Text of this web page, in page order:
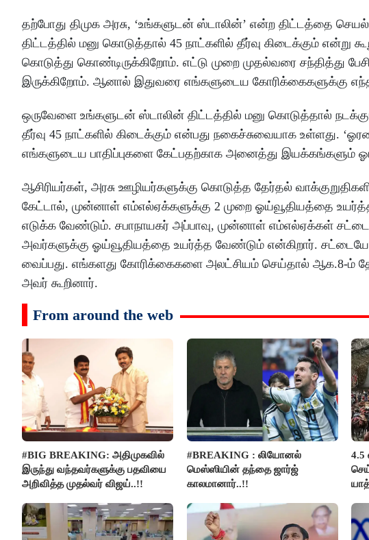
தற்போது திமுக அரசு, ‘உங்களுடன் ஸ்டாலின்’ என்ற திட்டத்தை
திட்டத்தில் மனு கொடுத்தால் 45 நாட்களில் தீர்வு கிடைக்கும்
கொடுத்து கொண்டிருக்கிறோம். எட்டு முறை முதல்வரை சந்தித்து
இருக்கிறோம். ஆனால் இதுவரை எங்களுடைய கோரிக்கைகளுக்கு
ஒருவேளை உங்களுடன் ஸ்டாலின் திட்டத்தில் மனு கொடுத்தால்
தீர்வு 45 நாட்களில் கிடைக்கும் என்பது நகைச்சுவையாக உள்ளது.
எங்களுடைய பாதிப்புகளை கேட்பதற்காக அனைத்து இயக்கங்களும்
ஆசிரியர்கள், அரசு ஊழியர்களுக்கு கொடுத்த தேர்தல்
கேட்டால், முன்னாள் எம்எல்ஏக்களுக்கு 2 முறை ஓய்வூதியத்தை
எடுக்க வேண்டும். சபாநாயகர் அப்பாவு, முன்னாள் எம்எல்ஏக்கள்
அவர்களுக்கு ஓய்வூதியத்தை உயர்த்த வேண்டும் என்கிறார்.
வைப்பது. எங்களது கோரிக்கைகளை அலட்சியம் செய்தால் ஆக.8-ம்
அவர் கூறினார்.
From around the web
#BIG BREAKING: அதிமுகவில்
இருந்து வந்தவர்களுக்கு பதவியை
அறிவித்த முதல்வர் விஜய்..!!
#BREAKING : லியோனல்
மெஸ்ஸியின் தந்தை ஜார்ஜ்
காலமானார்..!!
4.5